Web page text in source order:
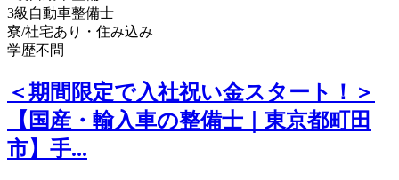
3級自動車整備士
寮/社宅あり・住み込み
学歴不問
＜期間限定で入社祝い金スタート！＞
【国産・輸入車の整備士｜東京都町田
市】手...